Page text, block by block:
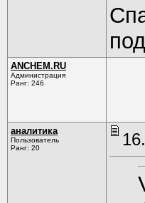
ANCHEM.RU
Администрация
Ранг: 246
аналитика
Пользователь
Ранг: 20